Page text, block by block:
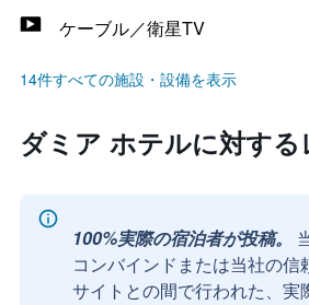
ケーブル／衛星TV
14件すべての施設・設備を表示
ダミア ホテルに対する
100%実際の宿泊者が投稿。
コンバインドまたは当社の信
サイトとの間で行われた、実